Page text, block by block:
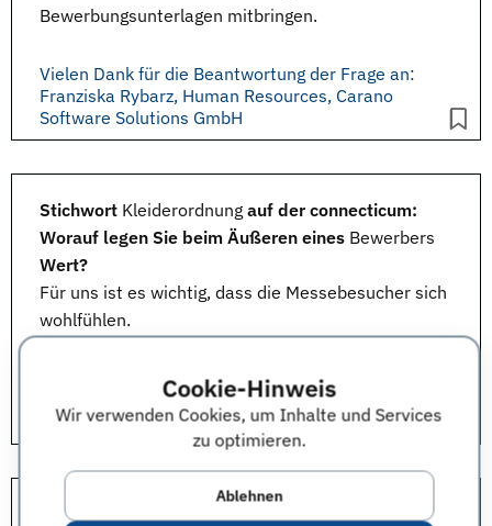
Cookie-Hinweis
Wir verwenden Cookies, um Inhalte und Services
zu optimieren.
Ablehnen
Bewerbungsunterlagen mitbringen.
Vielen Dank für die Beantwortung der Frage an:
Franziska Rybarz, Human Resources, Carano
Software Solutions GmbH
Stichwort Kleiderordnung auf der connecticum:
Worauf legen Sie beim Äußeren eines Bewerbers
Wert?
Für uns ist es wichtig, dass die Messebesucher sich
wohlfühlen.
Vielen Dank für die Beantwortung der Frage an:
Franziska Rybarz, Human Resources, Carano
Software Solutions GmbH
Mit welchen Zielen nimmt Ihr Unternehmen an der